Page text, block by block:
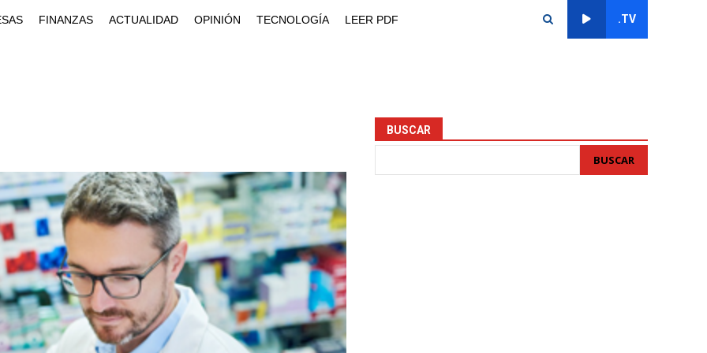
FINANZAS ACTUALIDAD OPINIÓN TECNOLOGÍA LEER PDF .TV
BUSCAR
BUSCAR